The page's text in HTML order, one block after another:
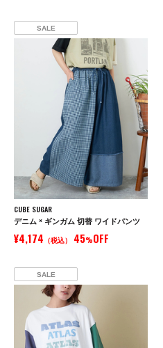
SALE
CUBE SUGAR
デニム × ギンガム 切替 ワイドパンツ
¥4,174 （税込） 45%OFF
SALE